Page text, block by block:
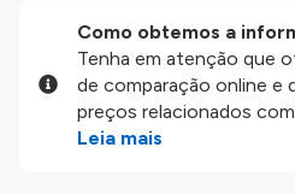
Como obtemos a
Tenha em atenção que
de comparação online e
preços relacionados
produtos disponíveis no
Leia mais